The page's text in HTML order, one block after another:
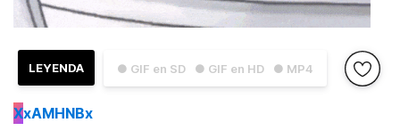
● GIF en SD ● GIF en HD ● MP4
LEYENDA
XxAMHNBx